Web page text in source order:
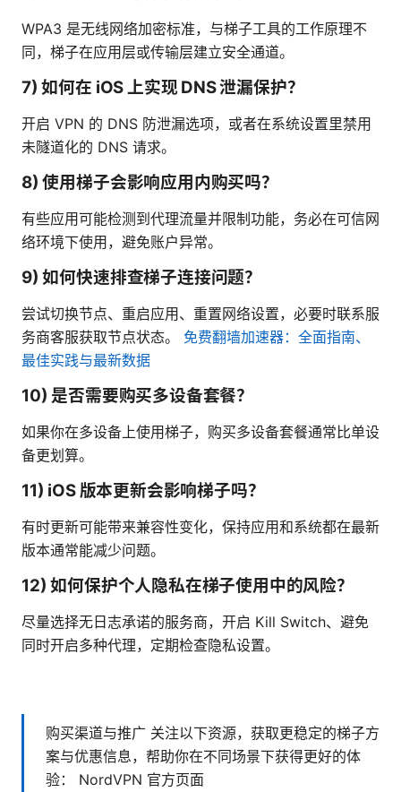
WPA3 是无线网络加密标准，与梯子工具的工作原理不
同，梯子在应用层或传输层建立安全通道。
7) 如何在 iOS 上实现 DNS 泄漏保护？
开启 VPN 的 DNS 防泄漏选项，或者在系统设置里禁用
未隧道化的 DNS 请求。
8) 使用梯子会影响应用内购买吗？
有些应用可能检测到代理流量并限制功能，务必在可信网
络环境下使用，避免账户异常。
9) 如何快速排查梯子连接问题？
尝试切换节点、重启应用、重置网络设置，必要时联系服
务商客服获取节点状态。 免费翻墙加速器：全面指南、
最佳实践与最新数据
10) 是否需要购买多设备套餐？
如果你在多设备上使用梯子，购买多设备套餐通常比单设
备更划算。
11) iOS 版本更新会影响梯子吗？
有时更新可能带来兼容性变化，保持应用和系统都在最新
版本通常能减少问题。
12) 如何保护个人隐私在梯子使用中的风险？
尽量选择无日志承诺的服务商，开启 Kill Switch、避免
同时开启多种代理，定期检查隐私设置。
购买渠道与推广 关注以下资源，获取更稳定的梯子方
案与优惠信息，帮助你在不同场景下获得更好的体
验： NordVPN 官方页面